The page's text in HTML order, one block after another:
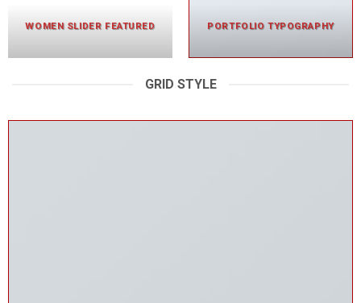
WOMEN SLIDER FEATURED PORTFOLIO TYPOGRAPHY
GRID STYLE